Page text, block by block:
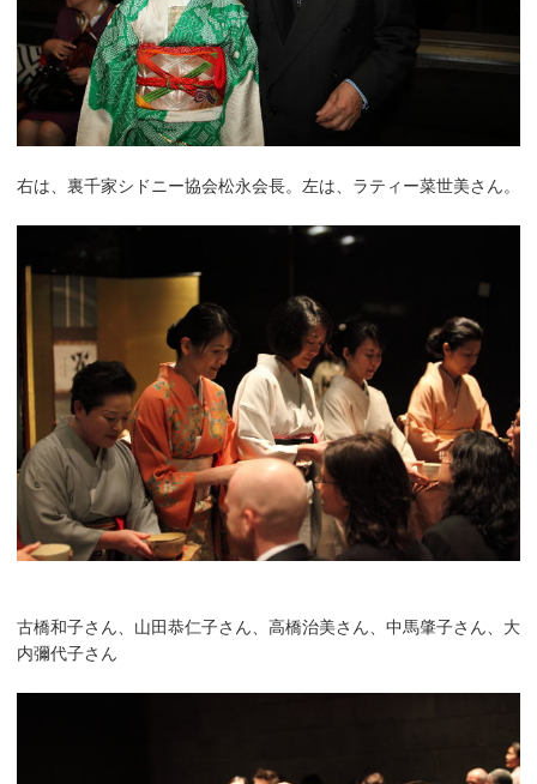
右は、裏千家シドニー協会松永会長。左は、ラティー菜世美さん。
古橋和子さん、山田恭仁子さん、高橋治美さん、中馬肇子さん、大
内彌代子さん